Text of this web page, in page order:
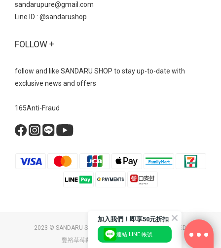
「運動休閒」與「優雅瑪莉珍」的混血單品， 透過真皮與麂皮拼接
及豆豆防滑大底，營造出一種率性且具備機能感的時髦態度。 復古
造出一種不刻意打扮的「鬆弛感」 鮮紅色的瑪莉珍鞋，能瞬間點亮
動鞋- 復古芭蕾魔鬼氈綁帶內增高運動鞋美式復古運動風→ 外觀看似
平底，但隱藏的內增高設計能偷偷拉長小腿比例， 讓即便穿著容易
氈綁帶內增高運動鞋- 無論是機能運動瑪莉珍、厚底顯瘦瑪莉珍，還
時尚與舒適之間二選一，搭配起來又超有型～ 現在就為你的鞋櫃添
NT$1790 NT$1090瑪莉珍 方頭編織紋一字帶瑪莉珍鞋 NT$1690
NT$999瑪莉珍 拼接波點繫帶鎖釦瑪莉珍鞋 NT$1690 NT$999瑪莉
珍 法式透膚網紗平底芭蕾鞋 NT$1690 NT$999瑪莉珍 鑽飾小花雙帶
NT$2390 NT$1690瑪莉珍 拼接皮帶扣休閒瑪莉珍鞋 NT$1890
NT$1190瑪莉珍 素面軟皮內增高瑪莉珍鞋 NT$1890 NT$1190
sandarupure@gmail.com
Line ID : @sandarushop
FOLLOW +
follow and like SANDARU SHOP to stay up-to-date with
exclusive news and offers
165Anti-Fraud
2023 © SANDARU SHOP CO. LTD. ALL RIGHTS RESERVED.
豐裕草莓鞋店 / 統一編號：26058174
加入我們！即享50元折扣
連結 LINE 帳號